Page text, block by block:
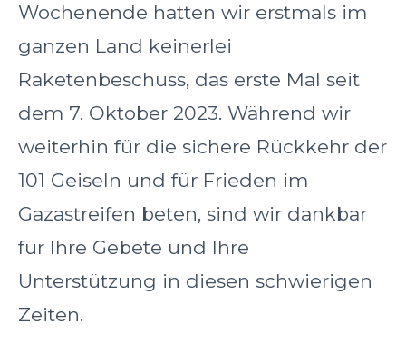
Wochenende hatten wir erstmals im
ganzen Land keinerlei
Raketenbeschuss, das erste Mal seit
dem 7. Oktober 2023. Während wir
weiterhin für die sichere Rückkehr der
101 Geiseln und für Frieden im
Gazastreifen beten, sind wir dankbar
für Ihre Gebete und Ihre
Unterstützung in diesen schwierigen
Zeiten.